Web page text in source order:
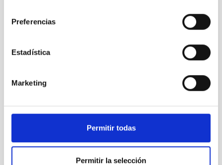
Preferencias
Estadística
Marketing
Permitir todas
Permitir la selección